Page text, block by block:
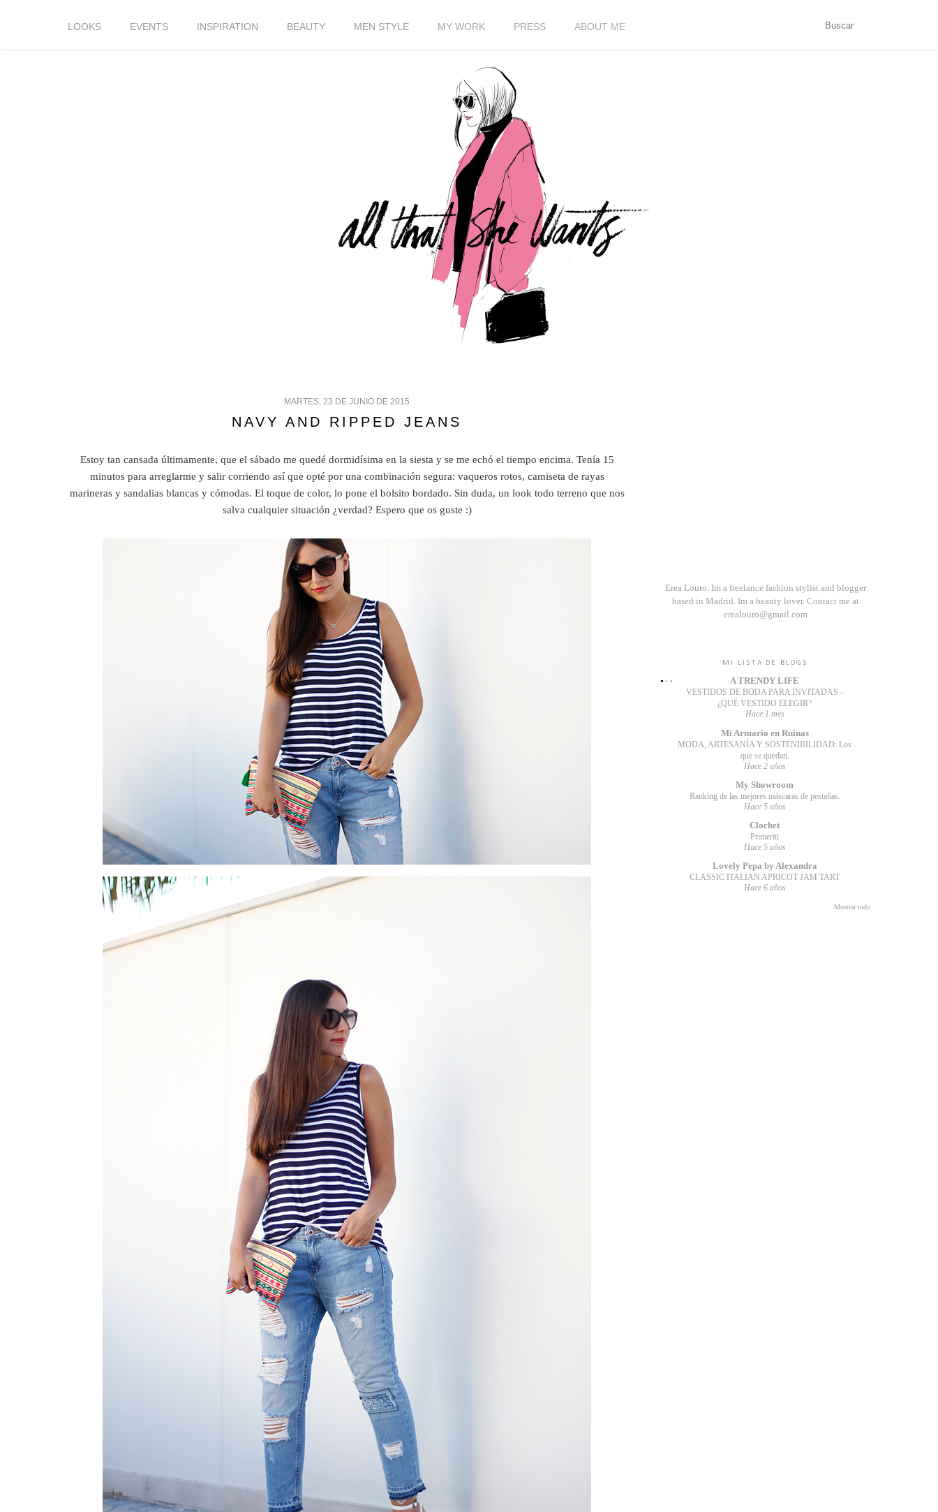
LOOKS EVENTS INSPIRATION BEAUTY MEN STYLE MY WORK PRESS ABOUT ME
MARTES, 23 DE JUNIO DE 2015
NAVY AND RIPPED JEANS
Estoy tan cansada últimamente, que el sábado me quedé dormidísima en la siesta y se me echó el tiempo encima. Tenía 15
minutos para arreglarme y salir corriendo así que opté por una combinación segura: vaqueros rotos, camiseta de rayas
marineras y sandalias blancas y cómodas. El toque de color, lo pone el bolsito bordado. Sin duda, un look todo terreno que nos
salva cualquier situación ¿verdad? Espero que os guste :)
Erea Louro. Im a freelance fashion stylist and blogger
based in Madrid. Im a beauty lover. Contact me at
erealouro@gmail.com
MI LISTA DE BLOGS
A TRENDY LIFE
VESTIDOS DE BODA PARA INVITADAS -
¿QUÉ VESTIDO ELEGIR?
Hace 1 mes
Mi Armario en Ruinas
MODA, ARTESANÍA Y SOSTENIBILIDAD: Los
que se quedan.
Hace 2 años
My Showroom
Ranking de las mejores máscaras de pestañas.
Hace 5 años
Clochet
Primeriti
Hace 5 años
Lovely Pepa by Alexandra
CLASSIC ITALIAN APRICOT JAM TART
Hace 6 años
Mostrar todo